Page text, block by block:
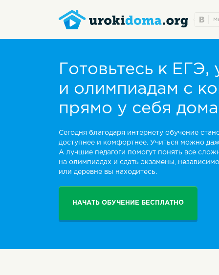
Готовьтесь к ЕГЭ,
и олимпиадам с
прямо у себя
Сегодня благодаря интернету обучение
доступнее и комфортнее. Учиться можно
А лучшие педагоги помогут понять все
на олимпиадах и сдать экзамены,
или деревне вы находитесь.
НАЧАТЬ ОБУЧЕНИЕ БЕСПЛАТНО